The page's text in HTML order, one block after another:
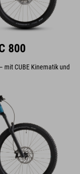
800
mit CUBE Kinematik und